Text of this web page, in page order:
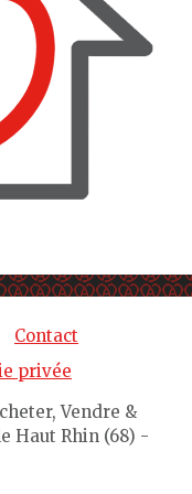
Contact
privée
Vendre &
Haut Rhin (68) -